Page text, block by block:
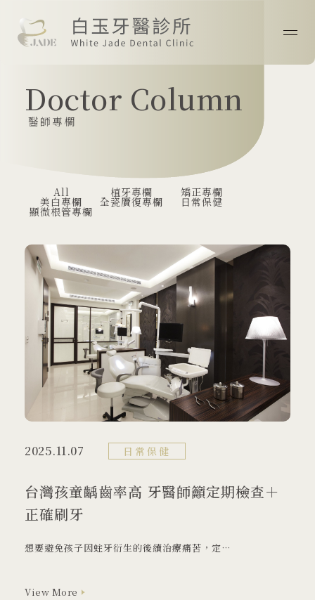
關於我們
醫師專欄
案例分享
院所資訊
大學牙醫
02 2912 1233
Doctor Column
醫師專欄
All 植牙專欄 矯正專欄
美白專欄 全瓷贗復專欄 日常保健
顯微根管專欄
2025.11.07 日常保健
台灣孩童齲齒率高 牙醫師籲定期檢查＋
正確刷牙
想要避免孩子因蛀牙衍生的後續治療痛苦，定期檢查、塗氟及正確刷牙非常重要。
View More